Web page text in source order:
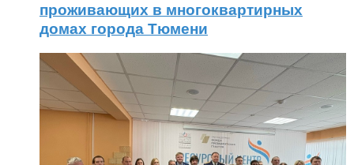
проживающих в многоквартирных
домах города Тюмени